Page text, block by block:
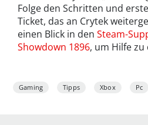
Folge den Schritten und
Ticket, das an Crytek
einen Blick in den Steam-
Showdown 1896, um Hilfe
Gaming Tipps Xbox Pc